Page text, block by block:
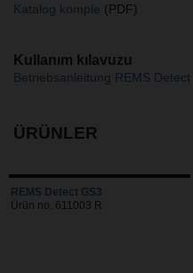
Katalog komple (PDF)
Kullanım kılavuzu
Betriebsanleitung REMS Detect
ÜRÜNLER
REMS Detect GS3
Ürün no. 611003 R